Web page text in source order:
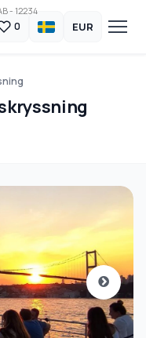
- 12234
0 EUR